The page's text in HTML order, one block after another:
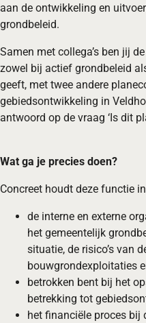
aan de ontwikkeling en
grondbeleid.
Samen met collega’s ben jij
zowel bij actief grondbeleid
geeft, met twee andere
gebiedsontwikkeling in
antwoord op de vraag ‘Is dit
Wat ga je precies doen?
Concreet houdt deze functie
de interne en externe
het gemeentelijk
situatie, de risico’s van
bouwgrondexploitaties
betrokken bent bij het
betrekking tot
het financiële proces bij